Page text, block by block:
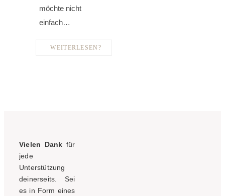
möchte nicht
einfach…
WEITERLESEN?
Vielen Dank für
jede
Unterstützung
deinerseits. Sei
es in Form eines